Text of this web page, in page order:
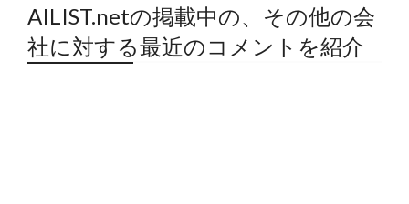
AILIST.netの掲載中の、その他の会
社に対する最近のコメントを紹介